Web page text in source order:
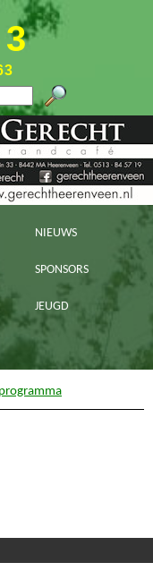
NIEUWS
SPONSORS
JEUGD